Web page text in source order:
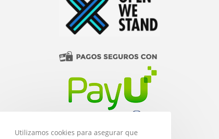
Utilizamos cookies para asegurar que